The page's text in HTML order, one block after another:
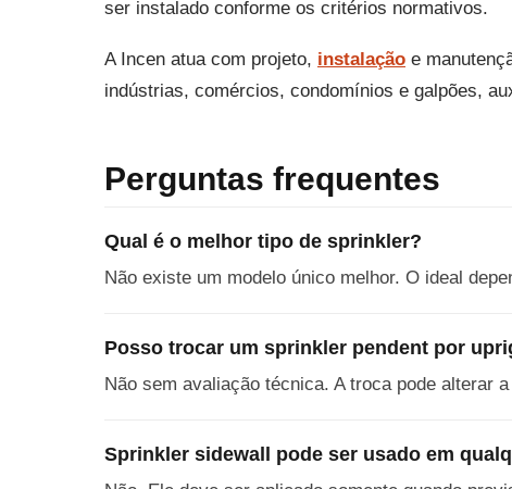
ser instalado conforme os critérios normativos.
A Incen atua com projeto, instalação e
indústrias, comércios, condomínios e galpões,
Perguntas frequentes
Qual é o melhor tipo de sprinkler?
Não existe um modelo único melhor. O ideal
Posso trocar um sprinkler pendent por
Não sem avaliação técnica. A troca pode alterar
Sprinkler sidewall pode ser usado em